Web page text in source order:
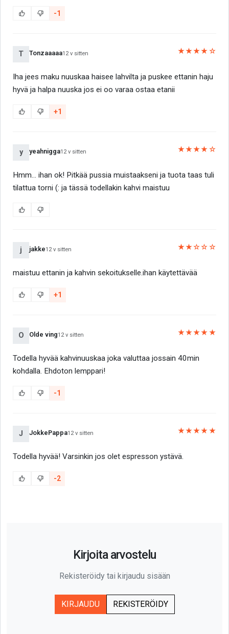
-1
T Tonzaaaaa12 v sitten ★★★★☆
Iha jees maku nuuskaa haisee lahvilta ja puskee ettanin haju
hyvä ja halpa nuuska jos ei oo varaa ostaa etanii
+1
y yeahnigga12 v sitten ★★★★☆
Hmm... ihan ok! Pitkää pussia muistaakseni ja tuota taas tuli
tilattua torni (: ja tässä todellakin kahvi maistuu
j jakke12 v sitten ★★☆☆☆
maistuu ettanin ja kahvin sekoitukselle.ihan käytettävää
+1
O Olde ving12 v sitten ★★★★★
Todella hyvää kahvinuuskaa joka valuttaa jossain 40min
kohdalla. Ehdoton lemppari!
-1
J JokkePappa12 v sitten ★★★★★
Todella hyvää! Varsinkin jos olet espresson ystävä.
-2
Kirjoita arvostelu
Rekisteröidy tai kirjaudu sisään
KIRJAUDU REKISTERÖIDY